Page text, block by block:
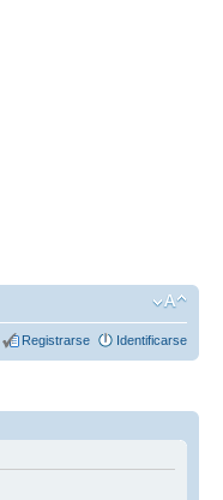
Registrarse Identificarse